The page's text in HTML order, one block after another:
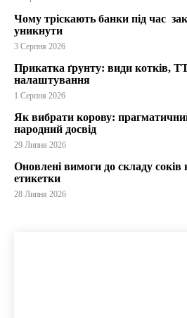
Чому тріскають банки під час
уникнути
3 Серпня 2026
Прикатка ґрунту: види котків,
налаштування
1 Серпня 2026
Як вибрати корову:
народний досвід
29 Липня 2026
Оновлені вимоги до складу соків
етикетки
28 Липня 2026